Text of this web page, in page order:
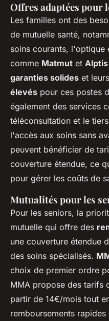
Offres adaptées pour
Les familles ont des
de mutuelle santé,
soins courants, l'optique
comme Matmut et Alptis
garanties solides et leurs
élevés pour ces postes
également des services
téléconsultation et le
l'accès aux soins sans
peuvent bénéficier de
couverture étendue, ce
pour gérer les coûts de
Mutualités pour les
Pour les seniors, la
mutuelle qui offre des
une couverture étendue
des soins spécialisés.
choix de premier ordre
MMA propose des tarifs
partir de 14€/mois tout
remboursements